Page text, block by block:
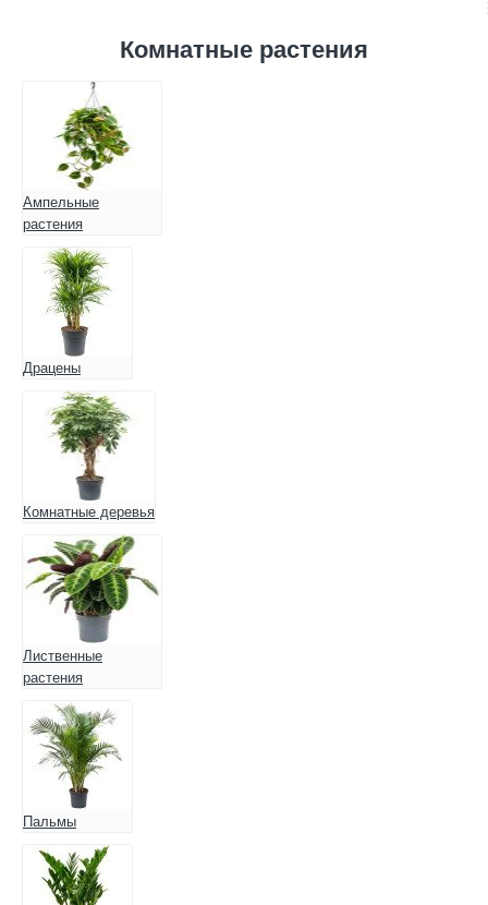
Комнатные растения
Ампельные
растения
Драцены
Комнатные деревья
Лиственные
растения
Пальмы